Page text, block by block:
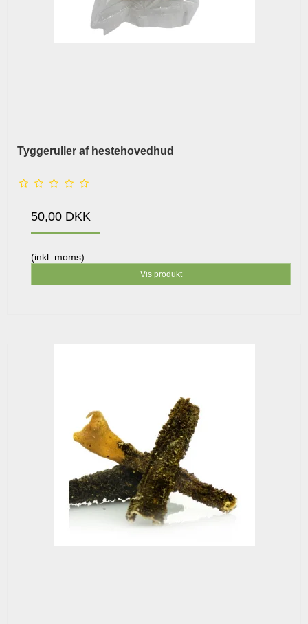
Tyggeruller af hestehovedhud
50,00 DKK
(inkl. moms)
Vis produkt